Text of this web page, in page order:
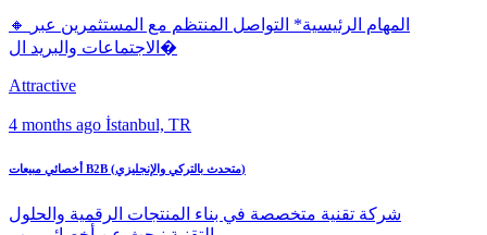
🔸 المهام الرئيسية* التواصل المنتظم مع المستثمرين عبر
الاجتماعات والبريد ال�
Attractive
4 months ago İstanbul, TR
أخصائي مبيعات B2B (متحدث بالتركي والإنجليزي)
شركة تقنية متخصصة في بناء المنتجات الرقمية والحلول